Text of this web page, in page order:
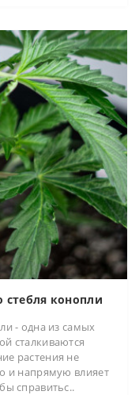
конопли
- одна из самых
сталкиваются
растения не
и напрямую влияет
справитьс..